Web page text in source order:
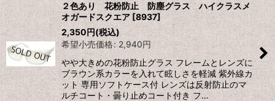
２色あり 花粉防止 防塵グラス ハイクラスメ
オガードスクエア [8937]
2,350円(税込)
希望小売価格: 2,940円
やや大きめの花粉防止グラス フレームとレンズに
ブラウン系カラーを入れて眩しさを軽減 紫外線カ
ット 専用ソフトケース付 レンズは反射防止のマ
ルチコート・曇り止めコート付き フ…